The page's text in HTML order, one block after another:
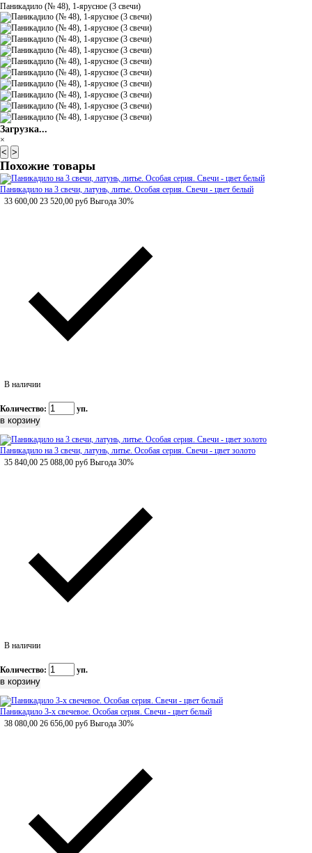
Паникадило (№ 48), 1-ярусное (3 свечи)
Загрузка...
×
< >
Похожие товары
Паникадило на 3 свечи, латунь, литье. Особая серия. Свечи - цвет белый
33 600,00 23 520,00 руб Выгода 30%
В наличии
Количество: уп.
Паникадило на 3 свечи, латунь, литье. Особая серия. Свечи - цвет золото
35 840,00 25 088,00 руб Выгода 30%
В наличии
Количество: уп.
Паникадило 3-х свечевое. Особая серия. Свечи - цвет белый
38 080,00 26 656,00 руб Выгода 30%